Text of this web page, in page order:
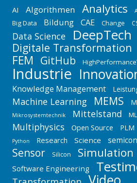
AI Algorithmen Analytics
Big Data Bildung CAE Change
Data Science DeepTech
Digitale Transformation
FEM GitHub
Industrie
Knowledge Management
Machine Learning MEMS
Mikrosystemtechnik Mittelstand ML
Multiphysics Open Source PLM
Python Research Science
Sensor Silicon Simulation
Software Engineering